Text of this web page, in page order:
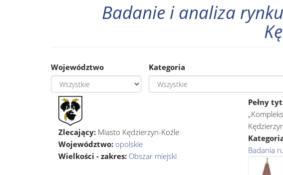
Badanie i analiza
Województwo Kategoria
Zlecający: Miasto Kędzierzyn-Koźle
Województwo: opolskie
Wielkości - zakres: Obszar miejski
Pełny
Badania